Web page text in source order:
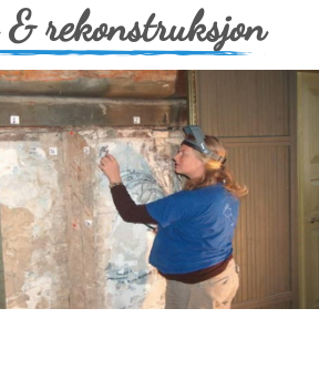
rekonstruksjon